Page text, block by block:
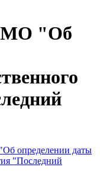
"Об
определении даты
"Последний